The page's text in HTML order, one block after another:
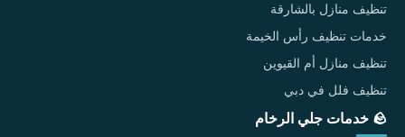
تنظيف منازل بالشارقة
خدمات تنظيف رأس الخيمة
تنظيف منازل أم القيوين
تنظيف فلل في دبي
🪨 خدمات جلي الرخام